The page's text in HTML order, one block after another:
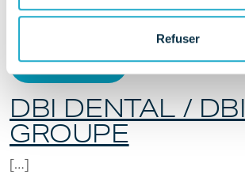
Refuser
[…]
Lire la suite…from WAM
DBI DENTAL / DBI
GROUPE
[…]